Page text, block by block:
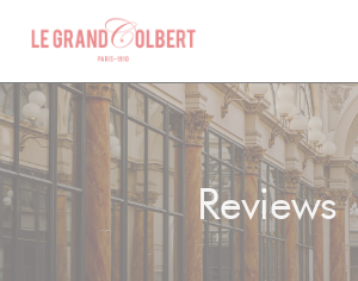
Cookies beheer paneel
Reviews